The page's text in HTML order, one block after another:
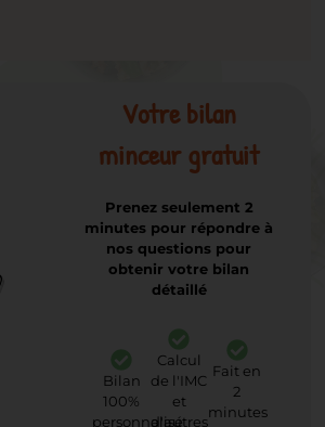
Votre bilan
minceur gratuit
Prenez seulement 2
minutes pour répondre à
nos questions pour
obtenir votre bilan
détaillé
Bilan
100%
personnalisé
Calcul
de l'IMC
et
d'autres
Fait en
2
minutes